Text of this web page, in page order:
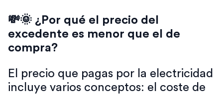
💸🌞 ¿Por qué el precio del
excedente es menor que el de
compra?
El precio que pagas por la electricidad
incluye varios conceptos: el coste de